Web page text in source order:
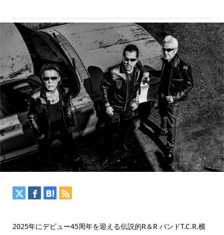
2025年にデビュー45周年を迎える伝説的R＆R バンドT.C.R.横